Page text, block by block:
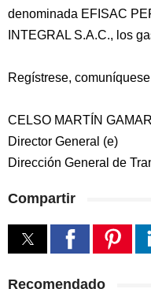
denominada EFISAC
INTEGRAL S.A.C., los
Regístrese,
CELSO MARTÍN
Director General (e)
Dirección General de
Compartir
Recomendado